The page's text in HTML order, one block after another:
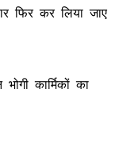
फिर कर लिया जाए
कार्मिकों का